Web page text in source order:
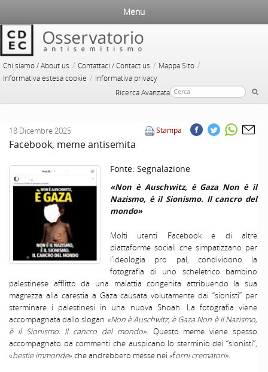
Chi siamo / About us / Contattaci / Contact us / Mappa Sito /
Informativa estesa cookie / Informativa privacy
Ricerca Avanzata
Menu
Stampa
18 Dicembre 2025
Facebook, meme antisemita
Fonte: Segnalazione
«Non è Auschwitz, è Gaza Non è il
Nazismo, è il Sionismo. Il cancro del
mondo»
Molti utenti Facebook e di altre
piattaforme sociali che simpatizzano per
l’ideologia pro pal, condividono la
fotografia di uno scheletrico bambino
palestinese afflitto da una malattia congenita attribuendo la sua
magrezza alla carestia a Gaza causata volutamente dai “sionisti” per
sterminare i palestinesi in una nuova Shoah. La fotografia viene
accompagnata dallo slogan «Non è Auschwitz, è Gaza Non è il Nazismo,
è il Sionismo. Il cancro del mondo». Questo meme viene spesso
accompagnato da commenti che auspicano lo sterminio dei “sionisti”,
«bestie immonde» che andrebbero messe nei «forni crematori».